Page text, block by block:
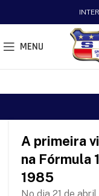
MENU
18
APR
A primeira
na Fórmula
1985